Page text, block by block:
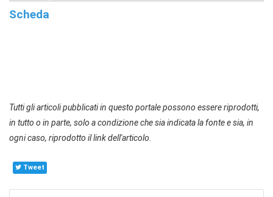
Scheda
Tutti gli articoli pubblicati in questo portale possono essere riprodotti,
in tutto o in parte, solo a condizione che sia indicata la fonte e sia, in
ogni caso, riprodotto il link dell'articolo.
Tweet